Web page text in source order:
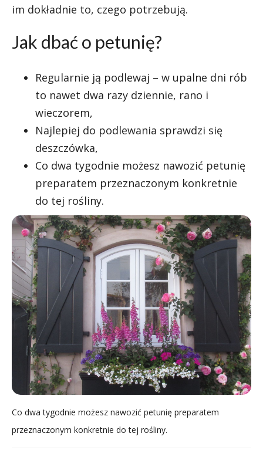
im dokładnie to, czego potrzebują.
Jak dbać o petunię?
Regularnie ją podlewaj – w upalne dni rób
to nawet dwa razy dziennie, rano i
wieczorem,
Najlepiej do podlewania sprawdzi się
deszczówka,
Co dwa tygodnie możesz nawozić petunię
preparatem przeznaczonym konkretnie
do tej rośliny.
Co dwa tygodnie możesz nawozić petunię preparatem
przeznaczonym konkretnie do tej rośliny.